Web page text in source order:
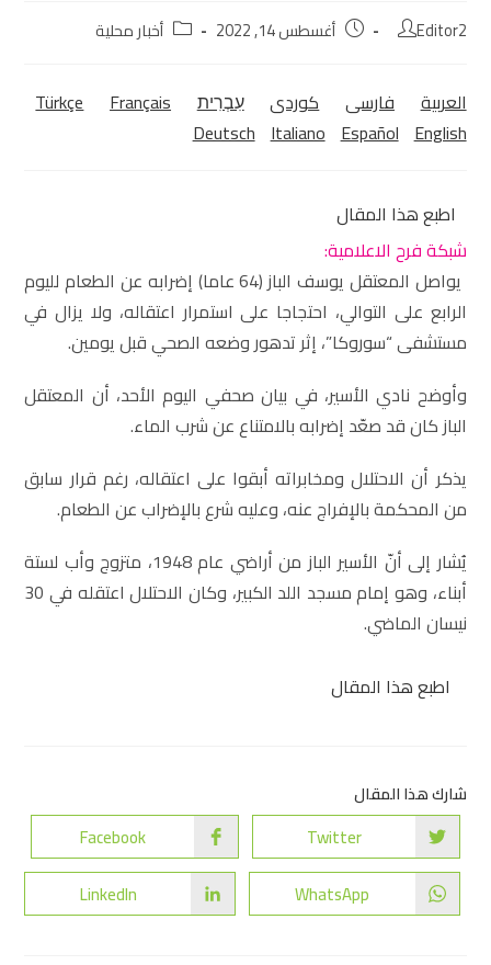
Editor2 أغسطس 14, 2022 أخبار محلية
العربية فارسی كوردی‎ עִבְרִית Türkçe
Français
Deutsch Italiano Español English
اطبع هذا المقال
شبكة فرح الاعلامية:
يواصل المعتقل يوسف الباز (64 عاما) إضرابه عن الطعام لليوم
الرابع على التوالي، احتجاجا على استمرار اعتقاله، ولا يزال في
مستشفى “سوروكا”، إثر تدهور وضعه الصحي قبل يومين.
وأوضح نادي الأسير، في بيان صحفي اليوم الأحد، أن المعتقل
الباز كان قد صعّد إضرابه بالامتناع عن شرب الماء.
يذكر أن الاحتلال ومخابراته أبقوا على اعتقاله، رغم قرار سابق
من المحكمة بالإفراج عنه، وعليه شرع بالإضراب عن الطعام.
يُشار إلى أنّ الأسير الباز من أراضي عام 1948، متزوج وأب لستة
أبناء، وهو إمام مسجد اللد الكبير، وكان الاحتلال اعتقله في 30
نيسان الماضي.
اطبع هذا المقال
شارك هذا المقال
Twitter
Facebook
WhatsApp
LinkedIn